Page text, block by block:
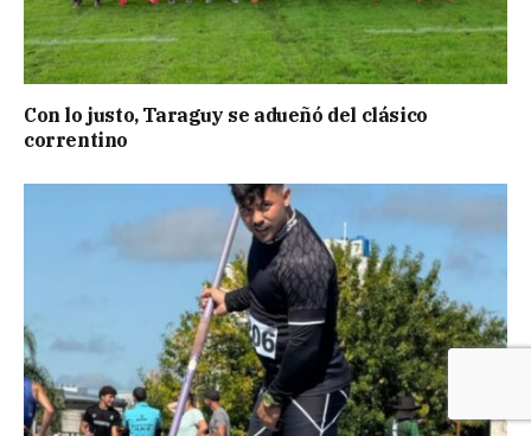
Con lo justo, Taraguy se adueñó del clásico
correntino